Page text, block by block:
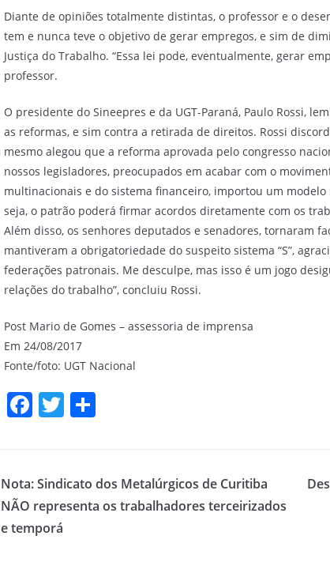
Diante de opiniões totalmente distintas, o professor e o
tem e nunca teve o objetivo de gerar empregos, e sim de
Justiça do Trabalho. “Essa lei pode, eventualmente, gerar
professor.
O presidente do Sineepres e da UGT-Paraná, Paulo Rossi,
as reformas, e sim contra a retirada de direitos. Rossi
mesmo alegou que a reforma aprovada pelo congresso
nossos legisladores, preocupados em acabar com o
multinacionais e do sistema financeiro, importou um
seja, o patrão poderá firmar acordos diretamente com os
Além disso, os senhores deputados e senadores, tornaram
mantiveram a obrigatoriedade do suspeito sistema “S”,
federações patronais. Me desculpe, mas isso é um jogo
relações do trabalho”, concluiu Rossi.
Post Mario de Gomes – assessoria de imprensa
Em 24/08/2017
Fonte/foto: UGT Nacional
F
e
b
o
T
er
S
e
Nota: Sindicato dos Metalúrgicos de Curitiba
NÃO representa os trabalhadores terceirizados
e temporá